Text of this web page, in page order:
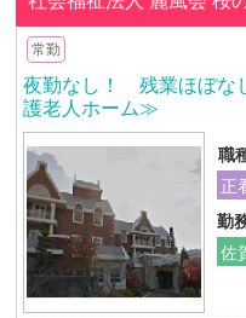
常勤
夜勤なし！ 残業ほぼ
護老人ホーム≫
職
正
勤
佐